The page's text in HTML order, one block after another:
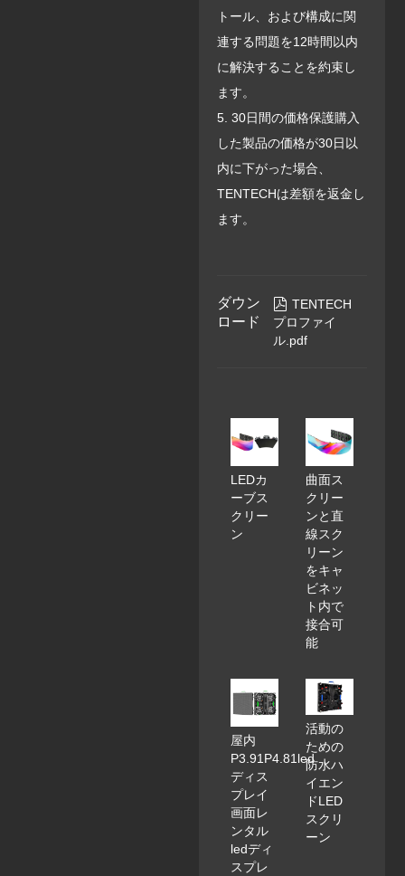
トール、および構成に関
連する問題を12時間以内
に解決することを約束し
ます。
5. 30日間の価格保護購入
した製品の価格が30日以
内に下がった場合、
TENTECHは差額を返金し
ます。
ダウン
ロード
 TENTECH
プロファイ
ル.pdf
LEDカ
ーブス
クリー
ン
曲面ス
クリー
ンと直
線スク
リーン
をキャ
ビネッ
ト内で
接合可
能
屋内
P3.91P4.81led
ディス
プレイ
画面レ
ンタル
ledディ
スプレ
活動の
ための
防水ハ
イエン
ドLED
スクリ
ーン